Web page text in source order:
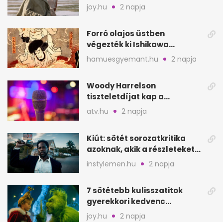
mutat, mint Homérosz
joy.hu 2 napja
Forró olajos üstben
végezték ki Ishikawa
Goemont, Japán Robin
Hoodját
hamuesgyemant.hu 2 napja
Woody Harrelson
tiszteletdíjat kap a
Szarajevói Filmfesztiválon
atv.hu 2 napja
Kiút: sötét sorozatkritika
azoknak, akik a részleteket
keresik
instylemen.hu 2 napja
7 sötétebb kulisszatitok
gyerekkori kedvenc
filmjeinkről a Joy szerint
joy.hu 2 napja